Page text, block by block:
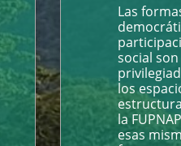
Las
social son
los
la
esas